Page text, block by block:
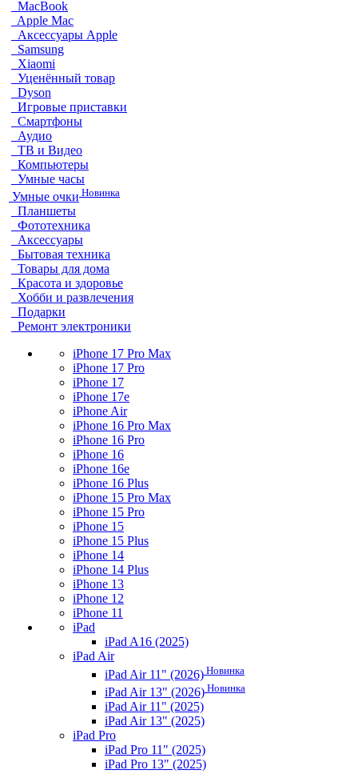
MacBook
Apple Mac
Аксессуары Apple
Samsung
Xiaomi
Уценённый товар
Dyson
Игровые приставки
Смартфоны
Аудио
ТВ и Видео
Компьютеры
Умные часы
Умные очки Новинка
Планшеты
Фототехника
Аксессуары
Бытовая техника
Товары для дома
Красота и здоровье
Хобби и развлечения
Подарки
Ремонт электроники
iPhone 17 Pro Max
iPhone 17 Pro
iPhone 17
iPhone 17e
iPhone Air
iPhone 16 Pro Max
iPhone 16 Pro
iPhone 16
iPhone 16e
iPhone 16 Plus
iPhone 15 Pro Max
iPhone 15 Pro
iPhone 15
iPhone 15 Plus
iPhone 14
iPhone 14 Plus
iPhone 13
iPhone 12
iPhone 11
iPad
iPad A16 (2025)
iPad Air
iPad Air 11" (2026) Новинка
iPad Air 13" (2026) Новинка
iPad Air 11" (2025)
iPad Air 13" (2025)
iPad Pro
iPad Pro 11" (2025)
iPad Pro 13" (2025)